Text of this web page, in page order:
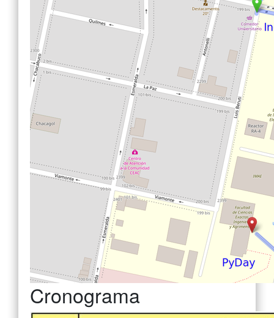
Cronograma